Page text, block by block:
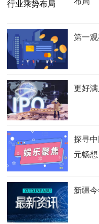
第一
更好
探寻
元畅想
新疆